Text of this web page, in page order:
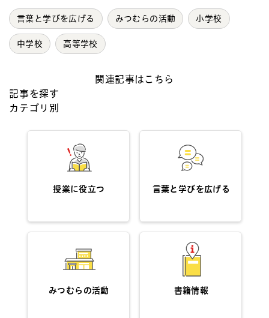
言葉と学びを広げる みつむらの活動 小学校
中学校 高等学校
関連記事はこちら
記事を探す
カテゴリ別
授業に役立つ 言葉と学びを広げる
みつむらの活動 書籍情報